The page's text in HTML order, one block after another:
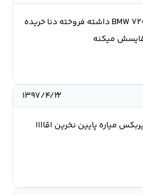
فکر کنم نویسنده این مقاله BMW 720 داشته فروخته دنا خریده
میکنه
۱۳۹۷/۴/۲۲
میاره پایین نخرین اقاااا